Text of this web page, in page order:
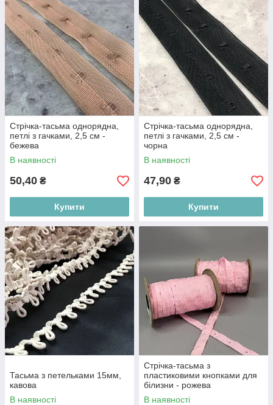
Стрічка-тасьма однорядна,
петлі з гачками, 2,5 см -
бежева
В наявності
50,40 ₴
Купити
Стрічка-тасьма однорядна,
петлі з гачками, 2,5 см -
чорна
В наявності
47,90 ₴
Купити
Тасьма з петельками 15мм,
кавова
В наявності
Стрічка-тасьма з
пластиковими кнопками для
білизни - рожева
В наявності